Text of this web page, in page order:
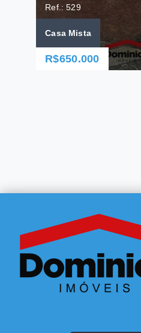
Ref.: 529
Casa Mista
R$650.000